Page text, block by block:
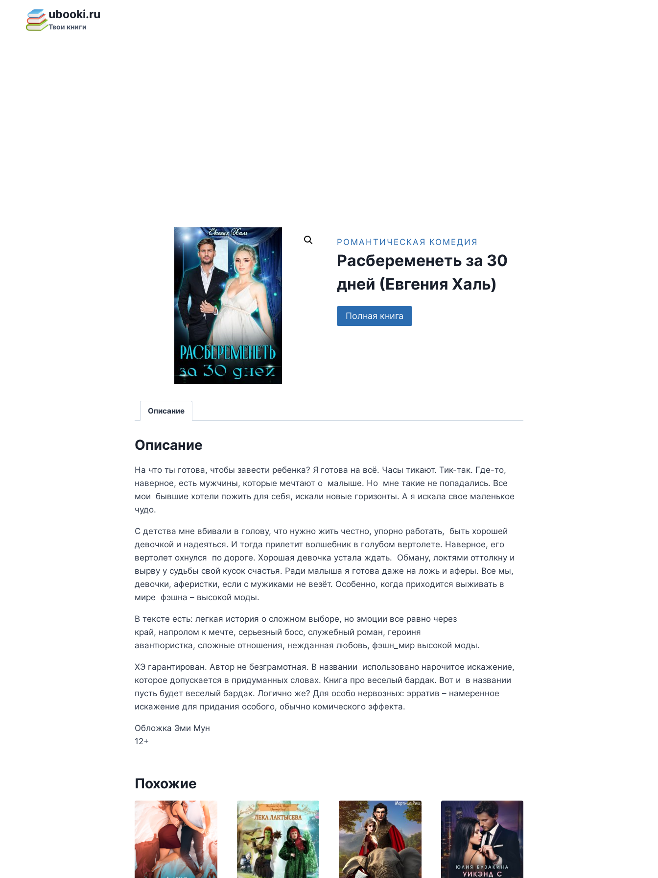
содержимому
ubooki.ru
Твои книги
РОМАНТИЧЕСКАЯ КОМЕДИЯ
Расбеременеть за 30
дней (Евгения Халь)
Полная книга
Описание
Описание
На что ты готова, чтобы завести ребенка? Я готова на всё. Часы тикают. Тик-так. Где-то,
наверное, есть мужчины, которые мечтают о малыше. Но мне такие не попадались. Все
мои бывшие хотели пожить для себя, искали новые горизонты. А я искала свое маленькое
чудо.
С детства мне вбивали в голову, что нужно жить честно, упорно работать, быть хорошей
девочкой и надеяться. И тогда прилетит волшебник в голубом вертолете. Наверное, его
вертолет охнулся по дороге. Хорошая девочка устала ждать. Обману, локтями оттолкну и
вырву у судьбы свой кусок счастья. Ради малыша я готова даже на ложь и аферы. Все мы,
девочки, аферистки, если с мужиками не везёт. Особенно, когда приходится выживать в
мире фэшна – высокой моды.
В тексте есть: легкая история о сложном выборе, но эмоции все равно через
край, напролом к мечте, серьезный босс, служебный роман, героиня
авантюристка, сложные отношения, нежданная любовь, фэшн_мир высокой моды.
ХЭ гарантирован. Автор не безграмотная. В названии использовано нарочитое искажение,
которое допускается в придуманных словах. Книга про веселый бардак. Вот и в названии
пусть будет веселый бардак. Логично же? Для особо нервозных: эрратив – намеренное
искажение для придания особого, обычно комического эффекта.
Обложка Эми Мун
12+
Похожие